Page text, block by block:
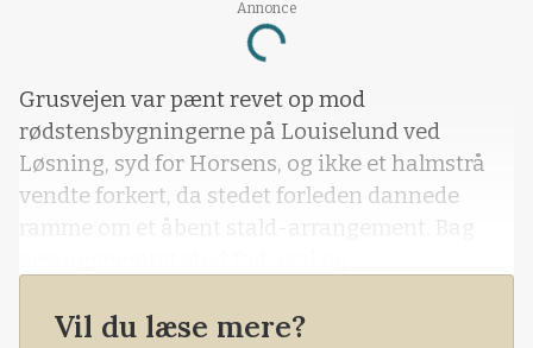
Annonce
Loading...
Grusvejen var pænt revet op mod
rødstensbygningerne på Louiselund ved
Løsning, syd for Horsens, og ikke et halmstrå
vendte forkert, da stedet forleden dannede
ramme om et åbent stald-arrangement. Bag
stedet fra sine forældre for 27 år siden.
Vil du læse mere?